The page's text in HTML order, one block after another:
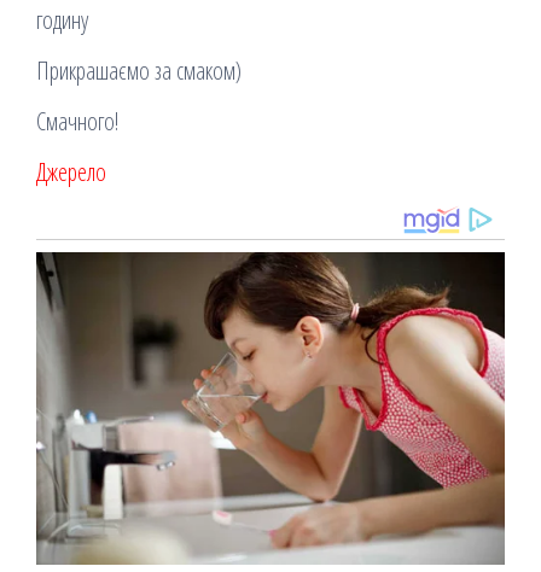
годину
Прикрашаємо за смаком)
Смачного!
Джерело